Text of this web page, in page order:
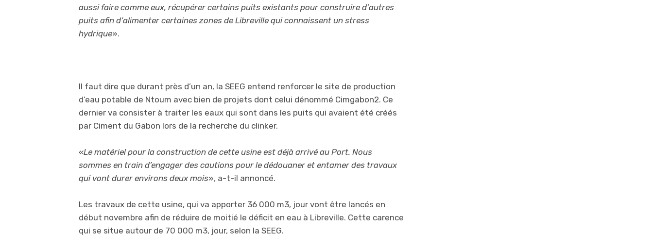
aussi faire comme eux, récupérer certains puits existants pour construire d’autres
puits afin d’alimenter certaines zones de Libreville qui connaissent un stress
hydrique».
Il faut dire que durant près d’un an, la SEEG entend renforcer le site de production
d’eau potable de Ntoum avec bien de projets dont celui dénommé Cimgabon2. Ce
dernier va consister à traiter les eaux qui sont dans les puits qui avaient été créés
par Ciment du Gabon lors de la recherche du clinker.
«Le matériel pour la construction de cette usine est déjà arrivé au Port. Nous
sommes en train d’engager des cautions pour le dédouaner et entamer des travaux
qui vont durer environs deux mois», a-t-il annoncé.
Les travaux de cette usine, qui va apporter 36 000 m3, jour vont être lancés en
début novembre afin de réduire de moitié le déficit en eau à Libreville. Cette carence
qui se situe autour de 70 000 m3, jour, selon la SEEG.